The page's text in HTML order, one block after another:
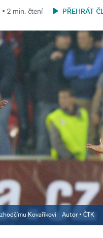
▪ 2 min. čtení
PŘEHRÁT
Kovaříkovi Autor ▪ ČTK